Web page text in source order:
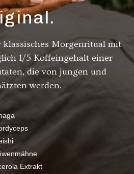
klassisches Morgenritual mit
1/5 Koffeingehalt einer
die von jungen und
werden.
Extrakt